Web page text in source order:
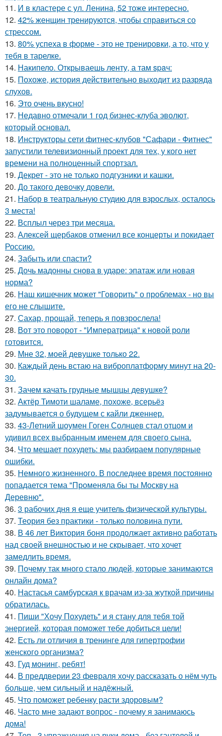
11. И в кластере с ул. Ленина, 52 тоже интересно.
12. 42% женщин тренируются, чтобы справиться со
стрессом.
13. 80% успеха в форме - это не тренировки, а то, что у
тебя в тарелке.
14. Накипело. Открываешь ленту, а там spaч:
15. Похоже, история действительно выходит из разряда
слухов.
16. Это очень вкусно!
17. Недавно отмечали 1 год бизнес-клуба эволют,
который основал.
18. Инструкторы сети фитнес-клубов "Сафари - Фитнес"
запустили телевизионный проект для тех, у кого нет
времени на полноценный спортзал.
19. Декрет - это не только подгузники и кашки.
20. До такого девочку довели.
21. Набор в театральную студию для взрослых, осталось
3 места!
22. Всплыл через три месяца.
23. Алексей щербаков отменил все концерты и покидает
Россию.
24. Забыть или спасти?
25. Дочь мадонны снова в ударе: эпатаж или новая
норма?
26. Наш кишечник может "Говорить" о проблемах - но вы
его не слышите.
27. Сахар, прощай, теперь я повзрослела!
28. Вот это поворот - "Императрица" к новой роли
готовится.
29. Мне 32, моей девушке только 22.
30. Каждый день встаю на виброплатформу минут на 20-
30.
31. Зачем качать грудные мышцы девушке?
32. Актёр Тимоти шаламе, похоже, всерьёз
задумывается о будущем с кайли дженнер.
33. 43-Летний шоумен Гоген Солнцев стал отцом и
удивил всех выбранным именем для своего сына.
34. Что мешает похудеть: мы разбираем популярные
ошибки.
35. Немного жизненного. В последнее время постоянно
попадается тема "Променяла бы ты Москву на
Деревню".
36. 3 рабочих дня я еще учитель физической культуры.
37. Теория без практики - только половина пути.
38. В 46 лет Виктория боня продолжает активно работать
над своей внешностью и не скрывает, что хочет
замедлить время.
39. Почему так много стало людей, которые занимаются
онлайн дома?
40. Настасья самбурская к врачам из-за жуткой причины
обратилась.
41. Пиши "Хочу Похудеть" и я стану для тебя той
энергией, которая поможет тебе добиться цели!
42. Есть ли отличия в тренинге для гипертрофии
женского организма?
43. Гуд монинг, ребят!
44. В преддверии 23 февраля хочу рассказать о нём чуть
больше, чем сильный и надёжный.
45. Что поможет ребенку расти здоровым?
46. Часто мне задают вопрос - почему я занимаюсь
дома!